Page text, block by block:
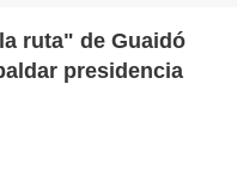
ruta" de Guaidó
presidencia